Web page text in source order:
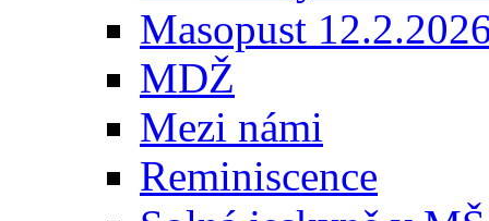
Masopust
MDŽ
Mezi námi
Reminiscence